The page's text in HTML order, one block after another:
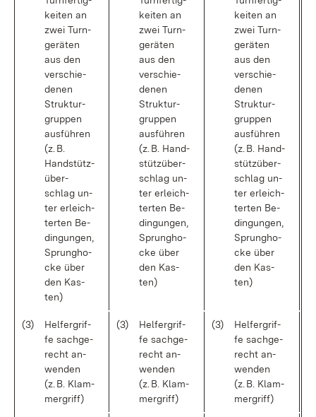
kei­ten an
zwei Turn­
ge­rä­ten
aus den
ver­schie­
de­nen
Struk­tur­
grup­pen
aus­füh­ren
(z. B.
Hand­stütz­
über­
schlag un­
ter er­leich­
ter­ten Be­
din­gun­gen,
Sprung­ho­
cke über
den Kas­
ten)
kei­ten an
zwei Turn­
ge­rä­ten
aus den
ver­schie­
de­nen
Struk­tur­
grup­pen
aus­füh­ren
(z. B. Hand­
stütz­über­
schlag un­
ter er­leich­
ter­ten Be­
din­gun­gen,
Sprung­ho­
cke über
den Kas­
ten)
kei­ten an
zwei Turn­
ge­rä­ten
aus den
ver­schie­
de­nen
Struk­tur­
grup­pen
aus­füh­ren
(z. B. Hand­
stütz­über­
schlag un­
ter er­leich­
ter­ten Be­
din­gun­gen,
Sprung­ho­
cke über
den Kas­
ten)
(3)
Hel­fer­grif­
fe sach­ge­
recht an­
wen­den
(z. B. Klam­
mer­griff)
(3)
Hel­fer­grif­
fe sach­ge­
recht an­
wen­den
(z. B. Klam­
mer­griff)
(3)
Hel­fer­grif­
fe sach­ge­
recht an­
wen­den
(z. B. Klam­
mer­griff)